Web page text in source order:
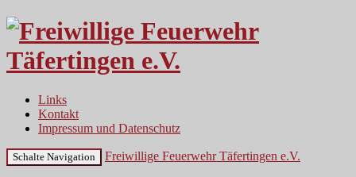
Links
Kontakt
Impressum und Datenschutz
Schalte Navigation Freiwillige Feuerwehr Täfertingen e.V.